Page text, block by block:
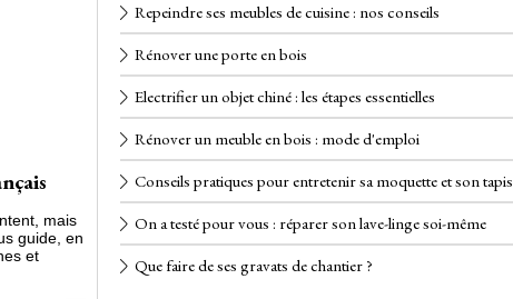
mais
guide, en
et
Repeindre ses meubles de cuisine : nos conseils
Rénover une porte en bois
Electrifier un objet chiné : les étapes essentielles
Rénover un meuble en bois : mode d'emploi
Conseils pratiques pour entretenir sa moquette et son tapis
On a testé pour vous : réparer son lave-linge soi-même
Que faire de ses gravats de chantier ?